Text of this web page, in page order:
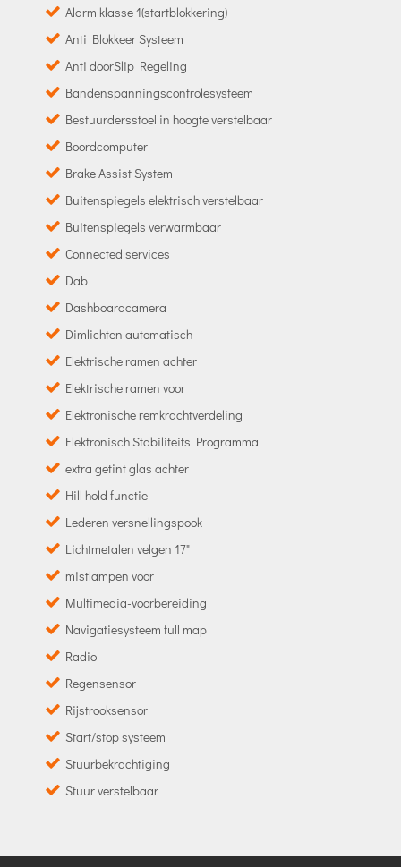
Alarm klasse 1(startblokkering)
Anti Blokkeer Systeem
Anti doorSlip Regeling
Bandenspanningscontrolesysteem
Bestuurdersstoel in hoogte verstelbaar
Boordcomputer
Brake Assist System
Buitenspiegels elektrisch verstelbaar
Buitenspiegels verwarmbaar
Connected services
Dab
Dashboardcamera
Dimlichten automatisch
Elektrische ramen achter
Elektrische ramen voor
Elektronische remkrachtverdeling
Elektronisch Stabiliteits Programma
extra getint glas achter
Hill hold functie
Lederen versnellingspook
Lichtmetalen velgen 17"
mistlampen voor
Multimedia-voorbereiding
Navigatiesysteem full map
Radio
Regensensor
Rijstrooksensor
Start/stop systeem
Stuurbekrachtiging
Stuur verstelbaar